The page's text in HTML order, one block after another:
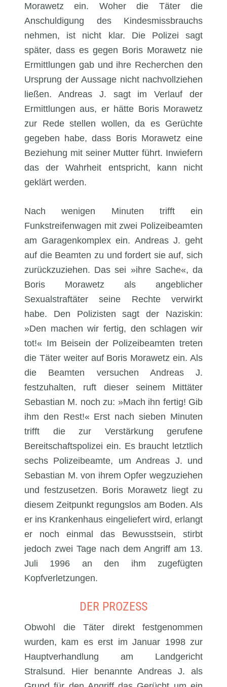
Morawetz ein. Woher die Täter die
Anschuldigung des Kindesmissbrauchs
nehmen, ist nicht klar. Die Polizei sagt
später, dass es gegen Boris Morawetz nie
Ermittlungen gab und ihre Recherchen den
Ursprung der Aussage nicht nachvollziehen
ließen. Andreas J. sagt im Verlauf der
Ermittlungen aus, er hätte Boris Morawetz
zur Rede stellen wollen, da es Gerüchte
gegeben habe, dass Boris Morawetz eine
Beziehung mit seiner Mutter führt. Inwiefern
das der Wahrheit entspricht, kann nicht
geklärt werden.
Nach wenigen Minuten trifft ein
Funkstreifenwagen mit zwei Polizeibeamten
am Garagenkomplex ein. Andreas J. geht
auf die Beamten zu und fordert sie auf, sich
zurückzuziehen. Das sei »ihre Sache«, da
Boris Morawetz als angeblicher
Sexualstraftäter seine Rechte verwirkt
habe. Den Polizisten sagt der Naziskin:
»Den machen wir fertig, den schlagen wir
tot!« Im Beisein der Polizeibeamten treten
die Täter weiter auf Boris Morawetz ein. Als
die Beamten versuchen Andreas J.
festzuhalten, ruft dieser seinem Mittäter
Sebastian M. noch zu: »Mach ihn fertig! Gib
ihm den Rest!« Erst nach sieben Minuten
trifft die zur Verstärkung gerufene
Bereitschaftspolizei ein. Es braucht letztlich
sechs Polizeibeamte, um Andreas J. und
Sebastian M. von ihrem Opfer wegzuziehen
und festzusetzen. Boris Morawetz liegt zu
diesem Zeitpunkt regungslos am Boden. Als
er ins Krankenhaus eingeliefert wird, erlangt
er noch einmal das Bewusstsein, stirbt
jedoch zwei Tage nach dem Angriff am 13.
Juli 1996 an den ihm zugefügten
Kopfverletzungen.
DER PROZESS
Obwohl die Täter direkt festgenommen
wurden, kam es erst im Januar 1998 zur
Hauptverhandlung am Landgericht
Stralsund. Hier benannte Andreas J. als